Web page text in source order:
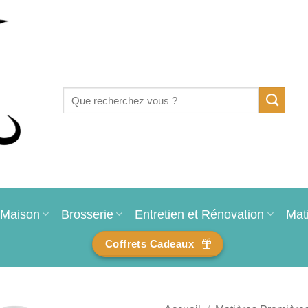
pour :
Maison Brosserie Entretien et Rénovation
Coffrets Cadeaux